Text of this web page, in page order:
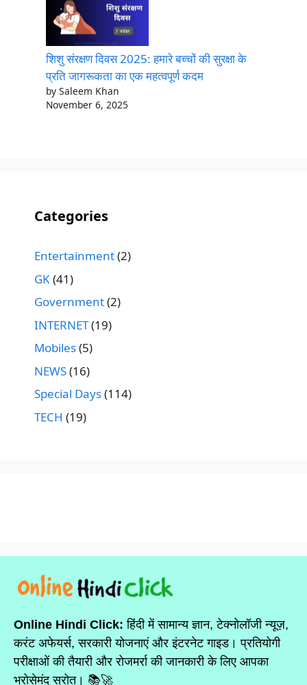
शिशु संरक्षण दिवस 2025: हमारे बच्चों की सुरक्षा के
प्रति जागरूकता का एक महत्वपूर्ण कदम
by Saleem Khan
November 6, 2025
Categories
Entertainment(2)
GK(41)
Government(2)
INTERNET(19)
Mobiles(5)
NEWS(16)
Special Days(114)
TECH (19)
Online Hindi Click: हिंदी में सामान्य ज्ञान, टेक्नोलॉजी न्यूज़,
करंट अफेयर्स, सरकारी योजनाएं और इंटरनेट गाइड। प्रतियोगी
परीक्षाओं की तैयारी और रोजमर्रा की जानकारी के लिए आपका
भरोसेमंद स्रोत। 📚🚀